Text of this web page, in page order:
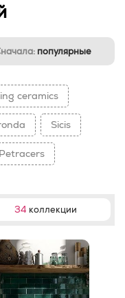
популярные
ceramics
Sicis
Petracers
34 коллекции